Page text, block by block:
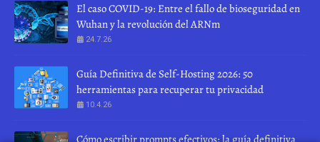
El caso COVID-19: Entre el fallo de bioseguridad en
Wuhan y la revolución del ARNm
24.7.26
Guía Definitiva de Self-Hosting 2026: 50
herramientas para recuperar tu privacidad
10.4.26
Cómo escribir prompts efectivos: la guía definitiva